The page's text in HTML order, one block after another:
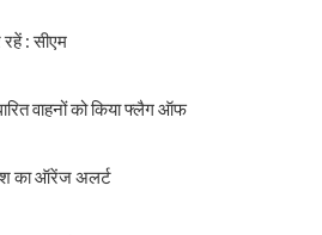
: सीएम
वाहनों को किया फ्लैग ऑफ
का ऑरेंज अलर्ट